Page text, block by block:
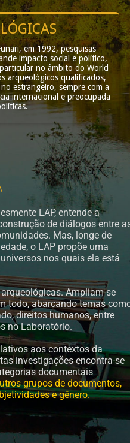
em 1992, pesquisas
impacto social e político,
no âmbito do World
arqueológicos qualificados,
estrangeiro, sempre com a
internacional e preocupada
LAP, entende a
de diálogos entre
Mas, longe de
o LAP propõe uma
nos quais ela está
Ampliam-se
todo, abarcando temas
direitos humanos, entre
no Laboratório.
aos contextos da
investigações encontra-se
documentais
grupos de documentos,
e gênero.